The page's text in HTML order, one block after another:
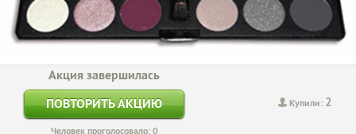
Купили: 2
Акция завершилась
ПОВТОРИТЬ АКЦИЮ
Человек проголосовало: 0